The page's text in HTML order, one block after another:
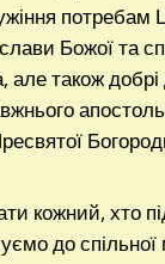
Божої та
також
кожний, хто
до